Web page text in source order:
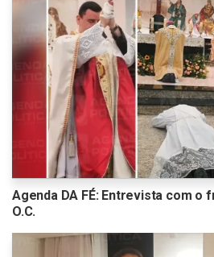
Agenda DA FÉ: Entrevista com o
O.C.